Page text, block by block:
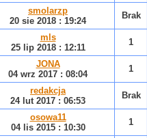
smolarzp
20 sie 2018 : 19:24
Brak
mls
25 lip 2018 : 12:11
1
JONA
04 wrz 2017 : 08:04
1
redakcja
24 lut 2017 : 06:53
Brak
osowa11
04 lis 2015 : 10:30
1